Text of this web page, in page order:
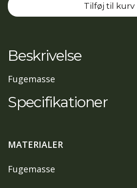
KK
antal
Tilføj til kurv
Beskrivelse
Fugemasse
Specifikationer
MATERIALER
Fugemasse